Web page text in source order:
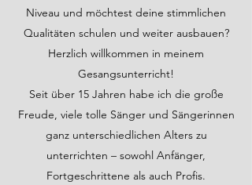
Niveau und möchtest deine stimmlichen
Qualitäten schulen und weiter ausbauen?
Herzlich willkommen in meinem
Gesangsunterricht!
Seit über 15 Jahren habe ich die große
Freude, viele tolle Sänger und Sängerinnen
ganz unterschiedlichen Alters zu
unterrichten – sowohl Anfänger,
Fortgeschrittene als auch Profis.